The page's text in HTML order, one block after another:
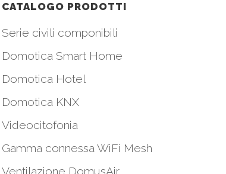
CATALOGO PRODOTTI
Serie civili componibili
Domotica Smart Home
Domotica Hotel
Domotica KNX
Videocitofonia
Gamma connessa WiFi Mesh
Ventilazione DomusAir